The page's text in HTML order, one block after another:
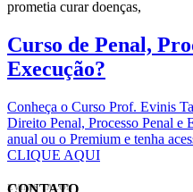
prometia curar doenças,
Curso de Penal,
Execução?
Conheça o Curso Prof. Evinis
Direito Penal, Processo Penal e
anual ou o Premium e tenha
CLIQUE AQUI
EVINIS TALON